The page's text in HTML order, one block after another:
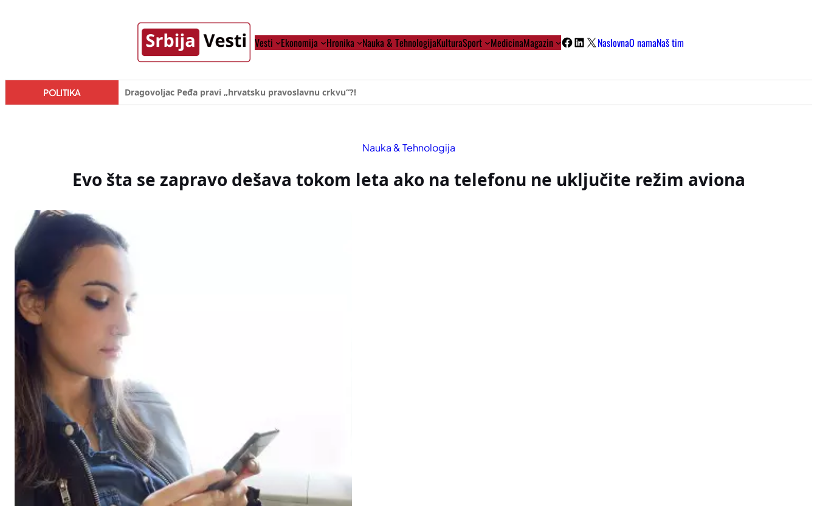
Vesti Ekonomija Hronika Nauka & TehnologijaKulturaSport MedicinaMagazin Facebook
LinkedIn
X NaslovnaO namaNaš tim
POLITIKA Đilas/Šolak propaganda uspela u dehumanizaciji Vučića
Nauka & Tehnologija
Evo šta se zapravo dešava tokom leta ako na telefonu ne uključite režim aviona